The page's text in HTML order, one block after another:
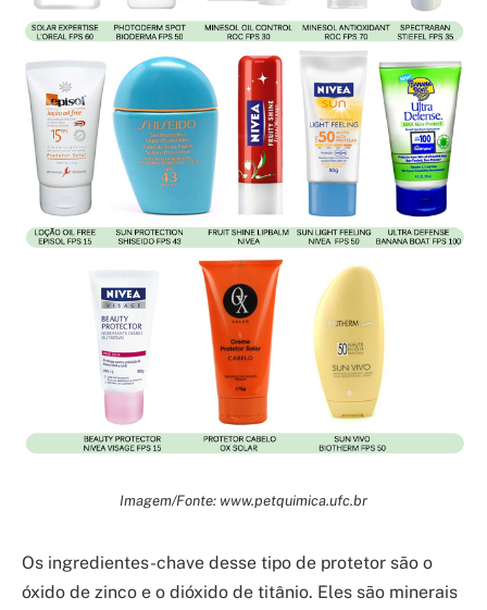
Imagem/Fonte: www.petquimica.ufc.br
Os ingredientes-chave desse tipo de protetor são o
óxido de zinco e o dióxido de titânio. Eles são minerais